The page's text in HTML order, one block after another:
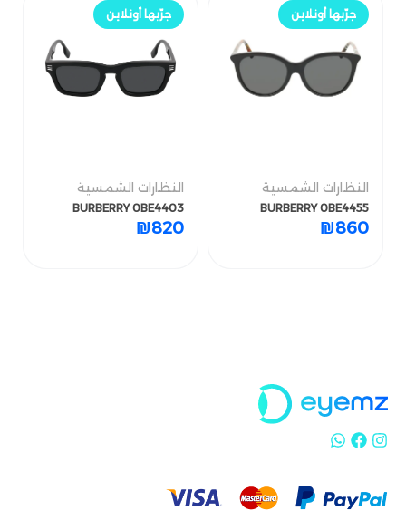
جرّبها أونلاين
النظارات الشمسية
BURBERRY 0BE4455
₪860
جرّبها أونلاين
النظارات الشمسية
BURBERRY 0BE4403
₪820
جرّب أونلاين
النظارات الشمسية
BURBERRY 0BE4455
₪860
جرّب أونلاين
النظارات الشمسية
BURBERRY 0BE4403
₪820